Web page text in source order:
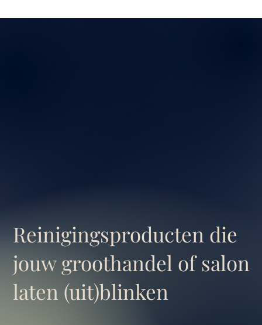
Reinigingsproducten die
jouw groothandel of salon
laten (uit)blinken